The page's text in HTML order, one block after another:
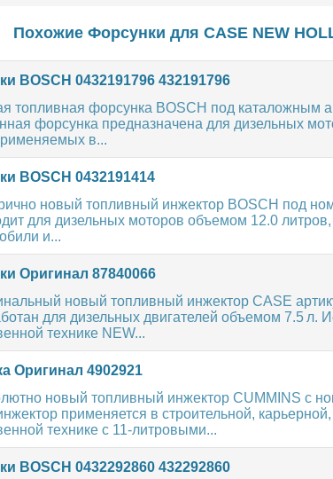
Похожие Форсунки для CASE NEW
BOSCH 0432191796 432191796
топливная форсунка BOSCH под каталожным
форсунка предназначена для дизельных
в...
BOSCH 0432191414
новый топливный инжектор BOSCH под
для дизельных моторов объемом 12.0
и...
Оригинал 87840066
новый топливный инжектор CASE
для дизельных двигателей объемом 7.5 л.
технике NEW...
Оригинал 4902921
новый топливный инжектор CUMMINS с
применяется в строительной, карьерной,
технике с 11-литровыми...
BOSCH 0432292860 432292860